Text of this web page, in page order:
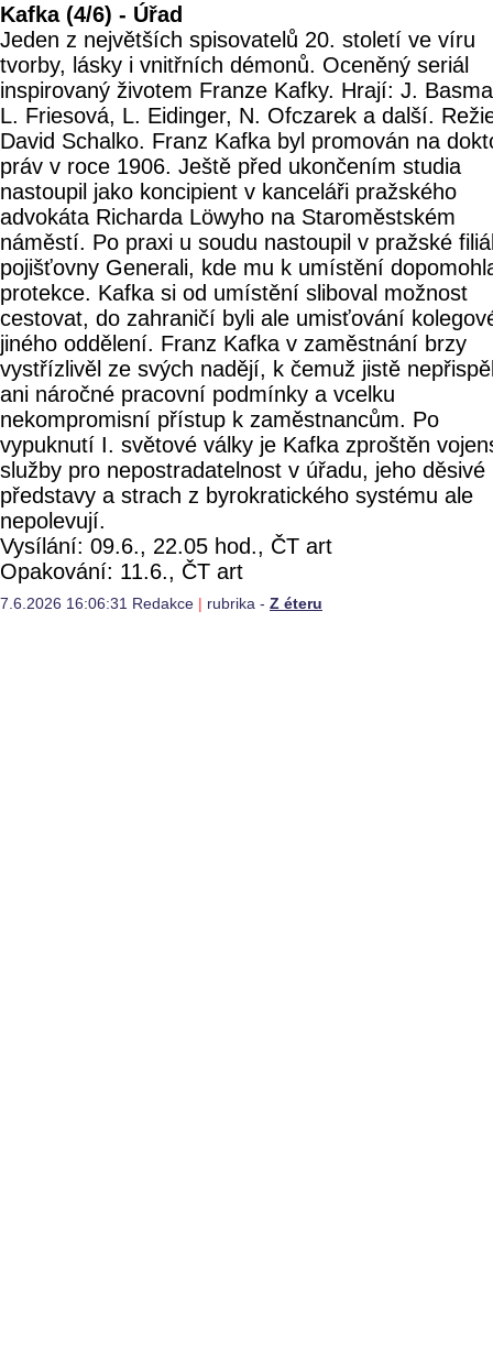
Kafka (4/6) - Úřad
Jeden z největších spisovatelů 20. století ve víru
tvorby, lásky i vnitřních démonů. Oceněný seriál
inspirovaný životem Franze Kafky. Hrají: J.
L. Friesová, L. Eidinger, N. Ofczarek a další.
David Schalko. Franz Kafka byl promován na
práv v roce 1906. Ještě před ukončením studia
nastoupil jako koncipient v kanceláři pražského
advokáta Richarda Löwyho na Staroměstském
náměstí. Po praxi u soudu nastoupil v pražské
pojišťovny Generali, kde mu k umístění
protekce. Kafka si od umístění sliboval možnost
cestovat, do zahraničí byli ale umisťování
jiného oddělení. Franz Kafka v zaměstnání brzy
vystřízlivěl ze svých nadějí, k čemuž jistě
ani náročné pracovní podmínky a vcelku
nekompromisní přístup k zaměstnancům. Po
vypuknutí I. světové války je Kafka zproštěn
služby pro nepostradatelnost v úřadu, jeho děsivé
představy a strach z byrokratického systému ale
nepolevují.
Vysílání: 09.6., 22.05 hod., ČT art
Opakování: 11.6., ČT art
7.6.2026 16:06:31 Redakce | rubrika - Z éteru